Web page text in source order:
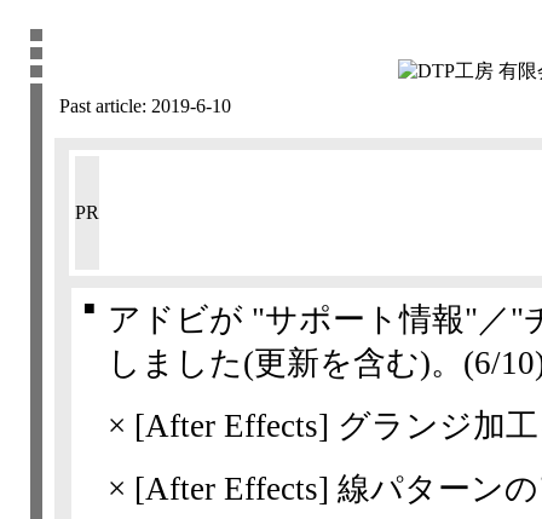
Past article: 2019-6-10
PR
■
アドビが "サポート情報"／"
しました(更新を含む)。 (6/
× [After Effects] グランジ加
× [After Effects] 線パターン